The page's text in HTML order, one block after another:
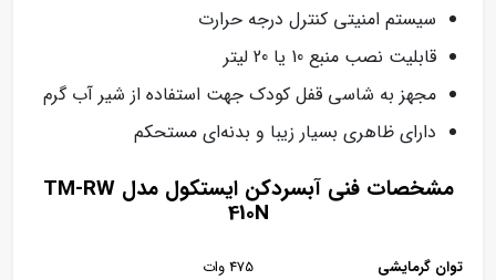
سيستم امنيتی کنترل درجه‌ حرارت
قابلیت نصب منبع 10 یا 20 لیتر
مجهز به شاسی قفل کودک جهت استفاده از شیر آب گرم
دارای ظاهری بسیار زیبا و بدنه‌ای مستحکم
مشخصات فنی آبسردکن ایستکول مدل TM-RW
410N
توان گرمایشی
475 وات